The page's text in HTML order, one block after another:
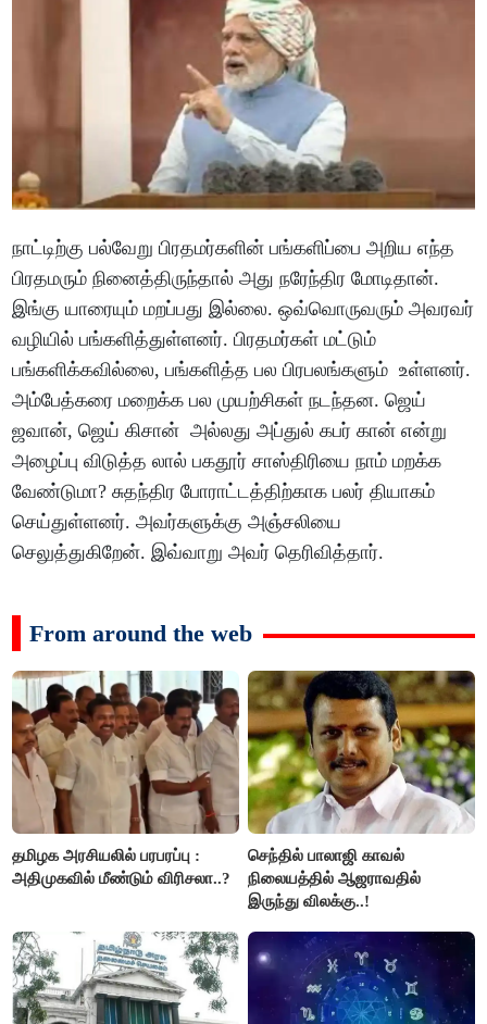
நாட்டிற்கு பல்வேறு பிரதமர்களின் பங்களிப்பை அறிய எந்த
பிரதமரும் நினைத்திருந்தால் அது நரேந்திர மோடிதான்.
இங்கு யாரையும் மறப்பது இல்லை. ஒவ்வொருவரும் அவரவர்
வழியில் பங்களித்துள்ளனர். பிரதமர்கள் மட்டும்
பங்களிக்கவில்லை, பங்களித்த பல பிரபலங்களும் உள்ளனர்.
அம்பேத்கரை மறைக்க பல முயற்சிகள் நடந்தன. ஜெய்
ஜவான், ஜெய் கிசான் அல்லது அப்துல் கபர் கான் என்று
அழைப்பு விடுத்த லால் பகதூர் சாஸ்திரியை நாம் மறக்க
வேண்டுமா? சுதந்திர போராட்டத்திற்காக பலர் தியாகம்
செய்துள்ளனர். அவர்களுக்கு அஞ்சலியை
செலுத்துகிறேன். இவ்வாறு அவர் தெரிவித்தார்.
From around the web
தமிழக அரசியலில் பரபரப்பு :
அதிமுகவில் மீண்டும் விரிசலா..?
செந்தில் பாலாஜி காவல்
நிலையத்தில் ஆஜராவதில்
இருந்து விலக்கு..!